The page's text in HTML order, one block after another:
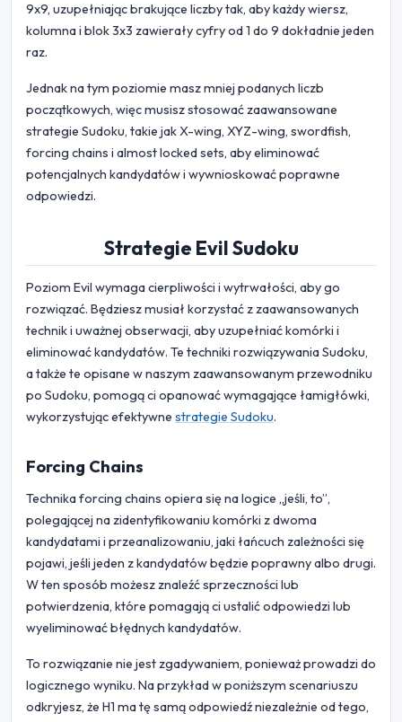
9x9, uzupełniając brakujące liczby tak, aby każdy wiersz,
kolumna i blok 3x3 zawierały cyfry od 1 do 9 dokładnie jeden
raz.
Jednak na tym poziomie masz mniej podanych liczb
początkowych, więc musisz stosować zaawansowane
strategie Sudoku, takie jak X-wing, XYZ-wing, swordfish,
forcing chains i almost locked sets, aby eliminować
potencjalnych kandydatów i wywnioskować poprawne
odpowiedzi.
Strategie Evil Sudoku
Poziom Evil wymaga cierpliwości i wytrwałości, aby go
rozwiązać. Będziesz musiał korzystać z zaawansowanych
technik i uważnej obserwacji, aby uzupełniać komórki i
eliminować kandydatów. Te techniki rozwiązywania Sudoku,
a także te opisane w naszym zaawansowanym przewodniku
po Sudoku, pomogą ci opanować wymagające łamigłówki,
wykorzystując efektywne strategie Sudoku.
Forcing Chains
Technika forcing chains opiera się na logice „jeśli, to”,
polegającej na zidentyfikowaniu komórki z dwoma
kandydatami i przeanalizowaniu, jaki łańcuch zależności się
pojawi, jeśli jeden z kandydatów będzie poprawny albo drugi.
W ten sposób możesz znaleźć sprzeczności lub
potwierdzenia, które pomagają ci ustalić odpowiedzi lub
wyeliminować błędnych kandydatów.
To rozwiązanie nie jest zgadywaniem, ponieważ prowadzi do
logicznego wyniku. Na przykład w poniższym scenariuszu
odkryjesz, że H1 ma tę samą odpowiedź niezależnie od tego,